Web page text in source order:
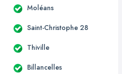
Moléans
Saint-Christophe 28
Thiville
Billancelles